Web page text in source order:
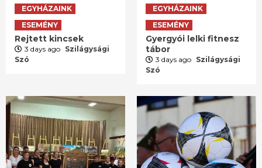
EGYHÁZAINK
ESEMÉNY
Rejtett kincsek
3 days ago Szilágysági
Szó
EGYHÁZAINK
ESEMÉNY
Gyergyói lelki fitnesz
tábor
3 days ago Szilágysági
Szó